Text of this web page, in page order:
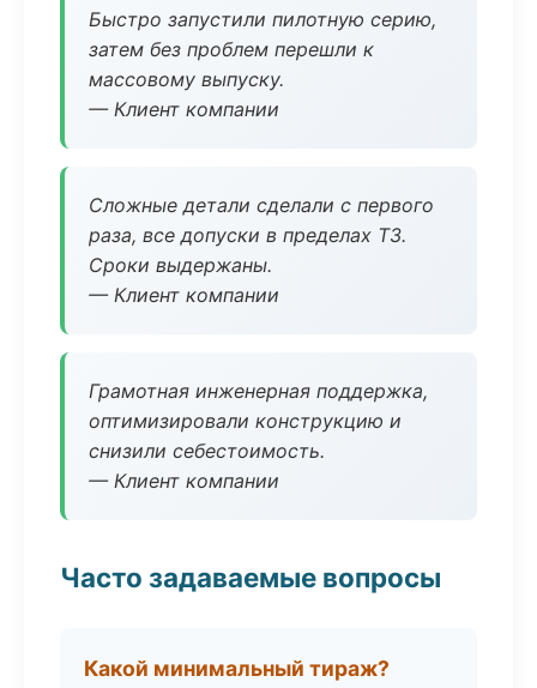
Быстро запустили пилотную серию,
затем без проблем перешли к
массовому выпуску.
— Клиент компании
Сложные детали сделали с первого
раза, все допуски в пределах ТЗ.
Сроки выдержаны.
— Клиент компании
Грамотная инженерная поддержка,
оптимизировали конструкцию и
снизили себестоимость.
— Клиент компании
Часто задаваемые вопросы
Какой минимальный тираж?